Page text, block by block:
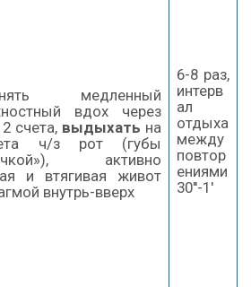
медленный
вдох через
счета, выдыхать на
ч/з рот (губы
активно
и втягивая живот
внутрь-вверх
6-8 раз,
интерв
ал
отдыха
между
повтор
ениями
30''-1'